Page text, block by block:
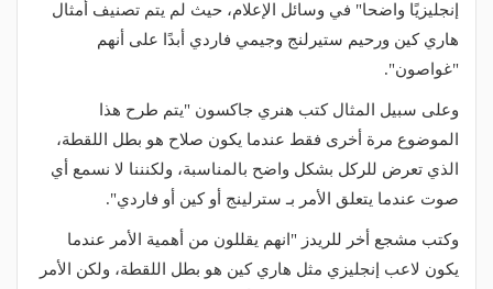
إنجليزيًا واضحا" في وسائل الإعلام، حيث لم يتم تصنيف أمثال
هاري كين ورحيم ستيرلنج وجيمي فاردي أبدًا على أنهم
"غواصون".
وعلى سبيل المثال كتب هنري جاكسون "يتم طرح هذا
الموضوع مرة أخرى فقط عندما يكون صلاح هو بطل اللقطة،
الذي تعرض للركل بشكل واضح بالمناسبة، ولكنننا لا نسمع أي
صوت عندما يتعلق الأمر بـ سترلينج أو كين أو فاردي".
وكتب مشجع أخر للريدز "انهم يقللون من أهمية الأمر عندما
يكون لاعب إنجليزي مثل هاري كين هو بطل اللقطة، ولكن الأمر